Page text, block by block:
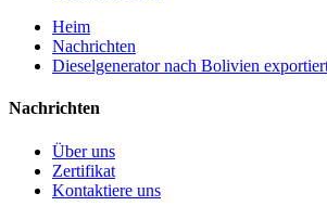
Heim
Nachrichten
Dieselgenerator nach Bolivien
Nachrichten
Über uns
Zertifikat
Kontaktiere uns